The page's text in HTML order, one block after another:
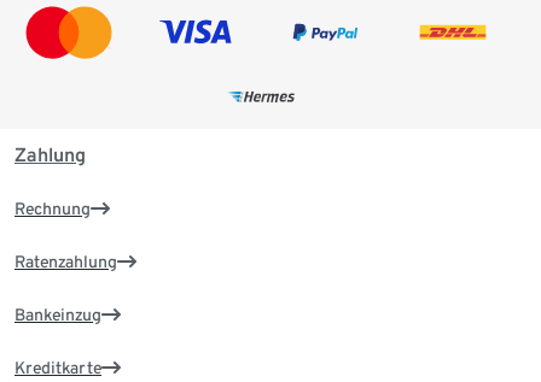
Zahlung
Rechnung
Ratenzahlung
Bankeinzug
Kreditkarte